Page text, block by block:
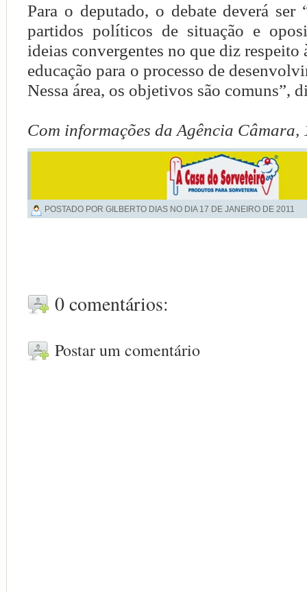
Para o deputado, o debate deverá ser
partidos políticos de situação e
ideias convergentes no que diz respeito
educação para o processo de
Nessa área, os objetivos são comuns”,
Com informações da Agência Câmara,
POSTADO POR GILBERTO DIAS NO DIA 17 DE JANEIRO DE 2011
0 comentários:
Postar um comentário